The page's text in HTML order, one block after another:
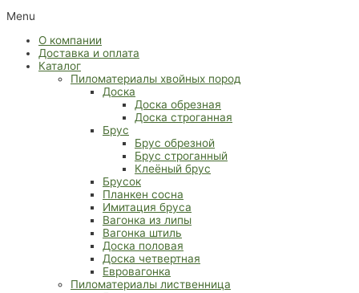
Menu
О компании
Доставка и оплата
Каталог
Пиломатериалы хвойных пород
Доска
Доска обрезная
Доска строганная
Брус
Брус обрезной
Брус строганный
Клеёный брус
Брусок
Планкен сосна
Имитация бруса
Вагонка из липы
Вагонка штиль
Доска половая
Доска четвертная
Евровагонка
Пиломатериалы лиственница